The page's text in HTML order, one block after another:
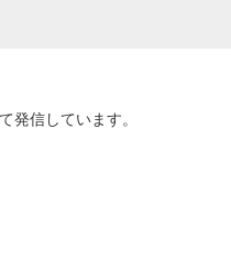
発信しています。